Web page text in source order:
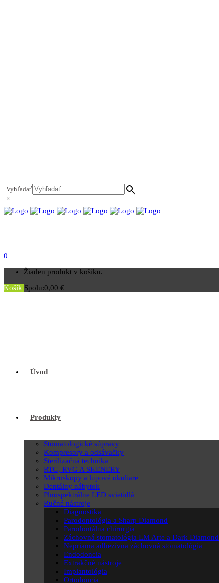
Vyhľadať
×
0
Žiaden produkt v košíku.
Košík Spolu:0,00 €
Úvod
Produkty
Stomatologické súpravy
Kompresory a odsávačky
Sterilizačná technika
RTG, RVG A SKENERY
Mikroskopy a lupové okuliare
Dentálny nábytok
Plnospektrálne LED svietidlá
Ručné nástroje
Diagnostika
Parodontológia a Sharp Diamond
Parodontálna chirurgia
Záchovná stomatológia LM Arte a Dark Diamond
Nepriama adhezívna záchovná stomatológia
Endodoncia
Extrakčné nástroje
Implantológia
Ortodoncia